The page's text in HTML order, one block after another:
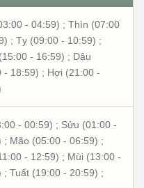
- 04:59) ; Thìn (07:00
; Tỵ (09:00 - 10:59) ;
- 16:59) ; Dậu
- 18:59) ; Hợi (21:00 -
- 00:59) ; Sửu (01:00 -
; Mão (05:00 - 06:59) ;
- 12:59) ; Mùi (13:00 -
; Tuất (19:00 - 20:59) ;